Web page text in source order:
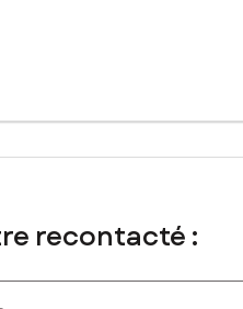
recontacté :